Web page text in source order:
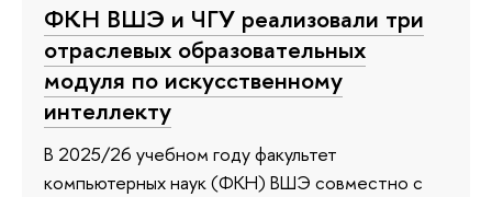
ФКН ВШЭ и ЧГУ реализовали три
отраслевых образовательных
модуля по искусственному
интеллекту
В 2025/26 учебном году факультет
компьютерных наук (ФКН) ВШЭ совместно с